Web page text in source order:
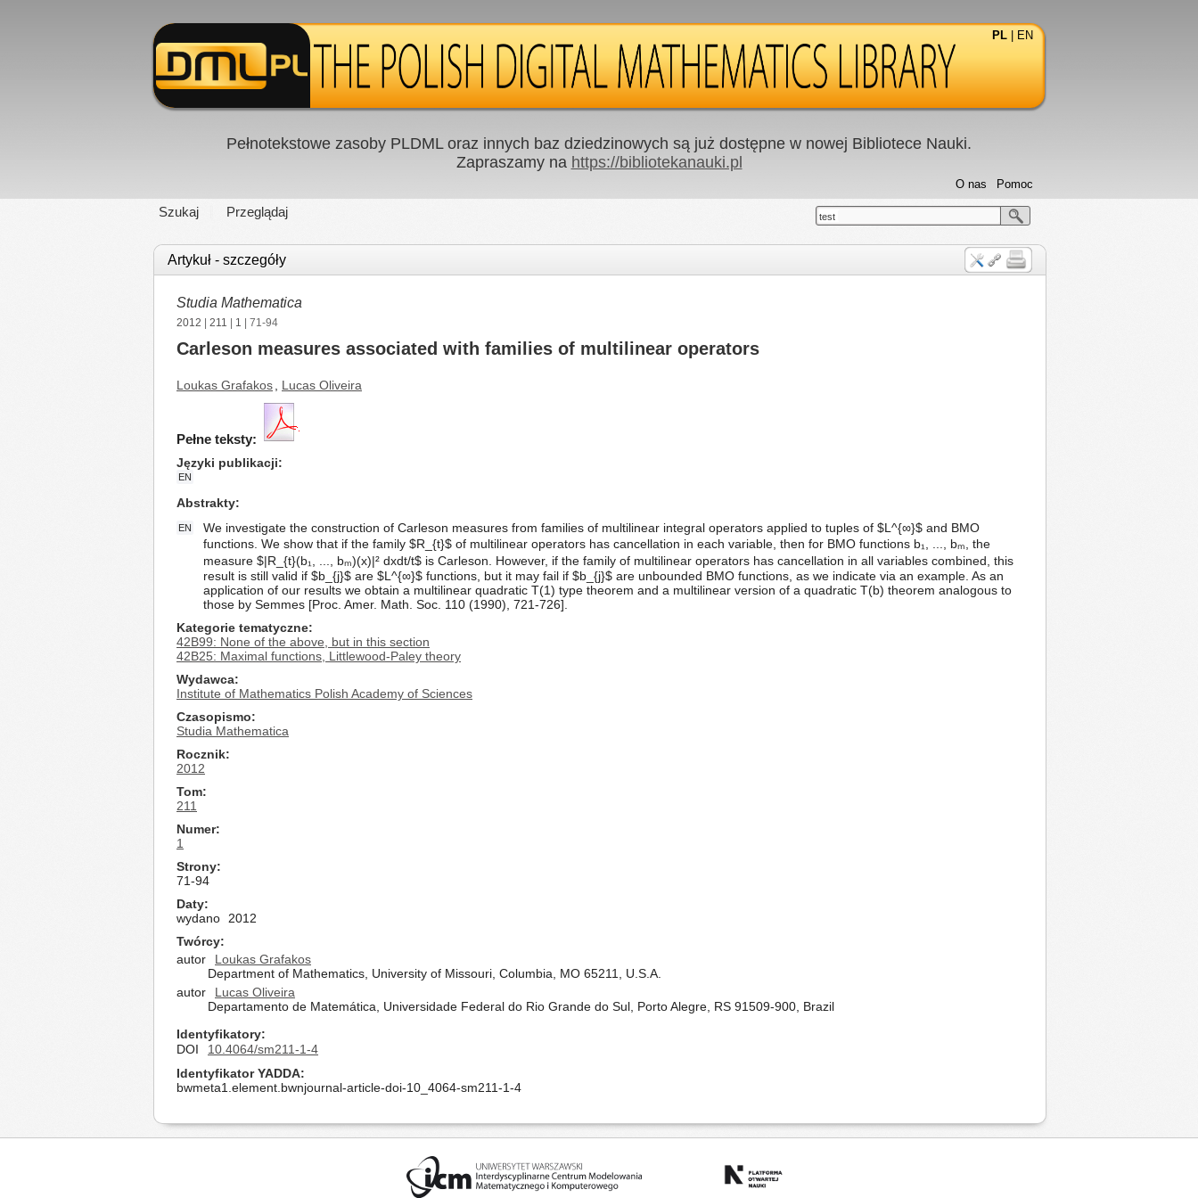
PL EN
Pełnotekstowe zasoby PLDML oraz innych baz dziedzinowych są już dostępne w nowej Bibliotece Nauki.
Zapraszamy na https://bibliotekanauki.pl
Szukaj Przeglądaj
Pomoc
O nas
test
Artykuł - szczegóły
Studia Mathematica
2012 211 1 | 71-94
Carleson measures associated with families of multilinear operators
Loukas Grafakos Lucas Oliveira
Pełne teksty:
Języki publikacji
EN
Abstrakty
EN
We investigate the construction of Carleson measures from families of multilinear integral operators applied to tuples of $L^{∞}$ and BMO
functions. We show that if the family $R_{t}$ of multilinear operators has cancellation in each variable, then for BMO functions b₁, ..., bₘ, the
measure $|R_{t}(b₁, ..., bₘ)(x)|² dxdt/t$ is Carleson. However, if the family of multilinear operators has cancellation in all variables combined, this
result is still valid if $b_{j}$ are $L^{∞}$ functions, but it may fail if $b_{j}$ are unbounded BMO functions, as we indicate via an example. As an
application of our results we obtain a multilinear quadratic T(1) type theorem and a multilinear version of a quadratic T(b) theorem analogous to
those by Semmes [Proc. Amer. Math. Soc. 110 (1990), 721-726].
Kategorie tematyczne
42B99: None of the above, but in this section
42B25: Maximal functions, Littlewood-Paley theory
Wydawca
Institute of Mathematics Polish Academy of Sciences
Czasopismo
Studia Mathematica
Rocznik
2012
Tom
211
Numer
1
Strony
71-94
Daty
wydano
2012
Twórcy
autor
Loukas Grafakos
Department of Mathematics, University of Missouri, Columbia, MO 65211, U.S.A.
autor
Lucas Oliveira
Departamento de Matemática, Universidade Federal do Rio Grande do Sul, Porto Alegre, RS 91509-900, Brazil
Identyfikatory
DOI
10.4064/sm211-1-4
Identyfikator YADDA
bwmeta1.element.bwnjournal-article-doi-10_4064-sm211-1-4